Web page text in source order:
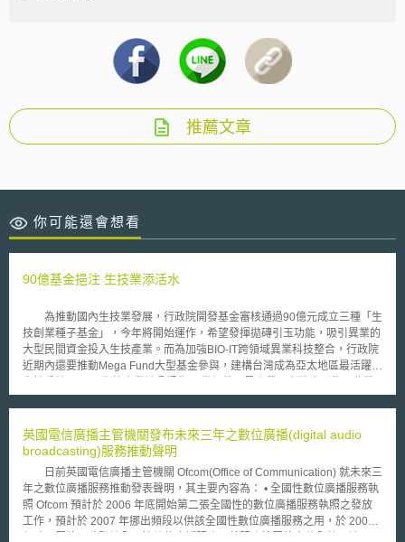
推薦文章
你可能還會想看
90億基金挹注 生技業添活水
為推動國內生技業發展，行政院開發基金審核通過90億元成立三種「生
技創業種子基金」，今年將開始運作，希望發揮拋磚引玉功能，吸引異業的
大型民間資金投入生技產業。而為加強BIO-IT跨領域異業科技整合，行政院
近期內還要推動Mega Fund大型基金參與，建構台灣成為亞太地區最活躍的
星產業發展計畫的重點推動項目，並提出具體執行策略與願景目標，以建構
中心與亞熱帶花卉王國，成為國際生技與製公司進入亞洲市場的重要門戶。
不過行政院科技顧問組在立法院科技與資訊委員會備詢時指出，台灣現
雖已有223家創投公司，其中61家近三年正逐漸將生技納入投資組合。可是
國內的投資人對研發型生技產業仍瞭解不夠，投資在生技創投資金雖有增
加，著重投資於國內技術移轉及產業化過程中的草創期資金缺口，但行政院
開發基金日前已通過三個「生技創業種子基金」，金額90億元，卻還沒有開
始運作，異業的大型民間資金也還沒有進入生技產業。 為強化生技政
英國電信廣播主管機關發布未來三年之數位廣播(digital audio
broadcasting)服務推動聲明
日前英國電信廣播主管機關 Ofcom(Office of Communication) 就未來三
年之數位廣播服務推動發表聲明，其主要內容為： • 全國性數位廣播服務執
照 Ofcom 預計於 2006 年底開始第二張全國性的數位廣播服務執照之發放
工作，預計於 2007 年挪出頻段以供該全國性數位廣播服務之用，於 2008